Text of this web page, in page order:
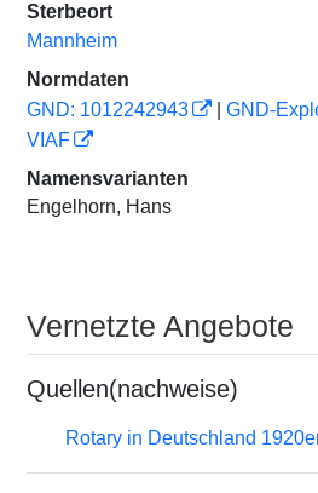
Sterbeort
Mannheim
Normdaten
GND: 1012242943
GND-
VIAF
Namensvarianten
Engelhorn, Hans
Vernetzte Angebote
Quellen(nachweise)
Rotary in Deutschland